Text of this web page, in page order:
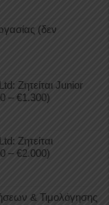
(δεν
Ζητείται Junior
– €1.300)
Ζητείται
– €2.000)
& Τιμολόγησης